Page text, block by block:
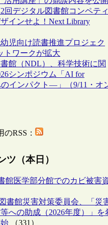
回デジタル図書館コンペティ
インせよ！Next Library
児向け読書推進プロジェク
トワークが拡大
館（NDL）、科学技術に関
シンポジウム「AI for
インパクト―」（9/11・オ
RSS：
ツ（本日）
館医学部分館でのカビ被害
書館災害対策委員会、「災
への助成（2026年度）」を
（331）